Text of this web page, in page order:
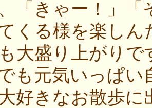
「きゃー！」「
くる様を楽し
大盛り上がりで
も元気いっぱ
好きなお散歩